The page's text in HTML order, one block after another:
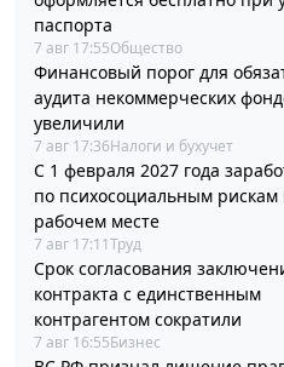
паспорта
7 авг 17:55Общество
Финансовый порог для
аудита некоммерческих
увеличили
7 авг 17:36Налоги и бухучет
С 1 февраля 2027 года
по психосоциальным рискам
рабочем месте
7 авг 17:11Труд
Срок согласования
контракта с единственным
контрагентом сократили
7 авг 16:55Бизнес